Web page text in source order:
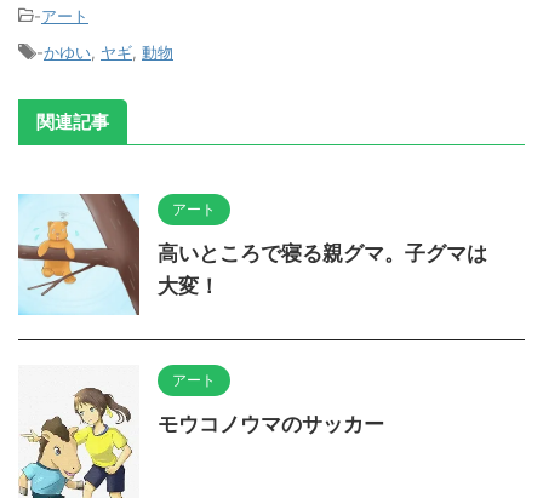
-アート
-かゆい ヤギ 動物
関連記事
アート
高いところで寝る親グマ。子グマは
大変！
アート
モウコノウマのサッカー